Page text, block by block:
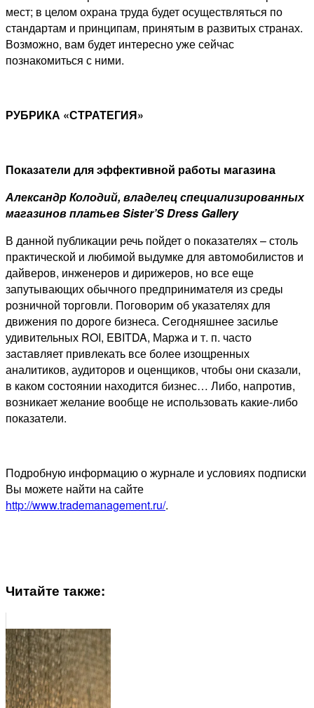
мест; в целом охрана труда будет осуществляться по
стандартам и принципам, принятым в развитых странах.
Возможно, вам будет интересно уже сейчас
познакомиться с ними.
РУБРИКА «СТРАТЕГИЯ»
Показатели для эффективной работы магазина
Александр Колодий, владелец специализированных
магазинов платьев Sister’S Dress Gallery
В данной публикации речь пойдет о показателях – столь
практической и любимой выдумке для автомобилистов и
дайверов, инженеров и дирижеров, но все еще
запутывающих обычного предпринимателя из среды
розничной торговли. Поговорим об указателях для
движения по дороге бизнеса. Сегодняшнее засилье
удивительных ROI, EBITDA, Маржа и т. п. часто
заставляет привлекать все более изощренных
аналитиков, аудиторов и оценщиков, чтобы они сказали,
в каком состоянии находится бизнес… Либо, напротив,
возникает желание вообще не использовать какие-либо
показатели.
Подробную информацию о журнале и условиях подписки
Вы можете найти на сайте
http://www.trademanagement.ru/.
Читайте также: